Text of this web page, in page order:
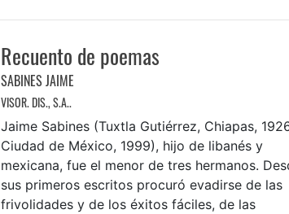
Recuento de poemas
SABINES JAIME
VISOR. DIS., S.A..
Jaime Sabines (Tuxtla Gutiérrez, Chiapas,
Ciudad de México, 1999), hijo de libanés y
mexicana, fue el menor de tres hermanos.
sus primeros escritos procuró evadirse de las
frivolidades y de los éxitos fáciles, de las